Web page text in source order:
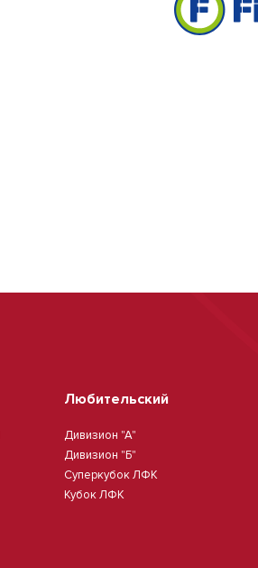
Любительский
Дивизион "А"
Дивизион "Б"
Суперкубок ЛФК
Кубок ЛФК